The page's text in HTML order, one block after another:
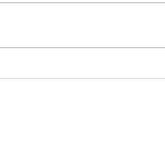
mejoras